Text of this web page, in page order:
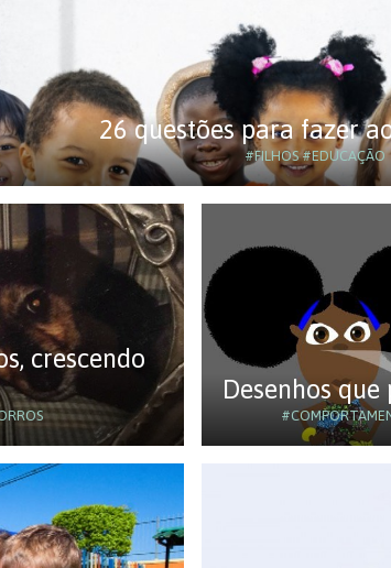
26 questões para fazer
#FILHOS#EDUCAÇÃO
crescendo
Desenhos